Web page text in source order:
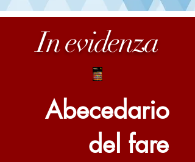
In evidenza
Abecedario
del fare